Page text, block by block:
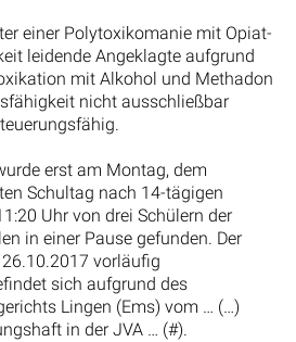
einer Polytoxikomanie mit Opiat-
leidende Angeklagte aufgrund
mit Alkohol und Methadon
nicht ausschließbar
erst am Montag, dem
Schultag nach 14-tägigen
Uhr von drei Schülern der
in einer Pause gefunden. Der
vorläufig
sich aufgrund des
Lingen (Ems) vom … (…)
in der JVA … (#).